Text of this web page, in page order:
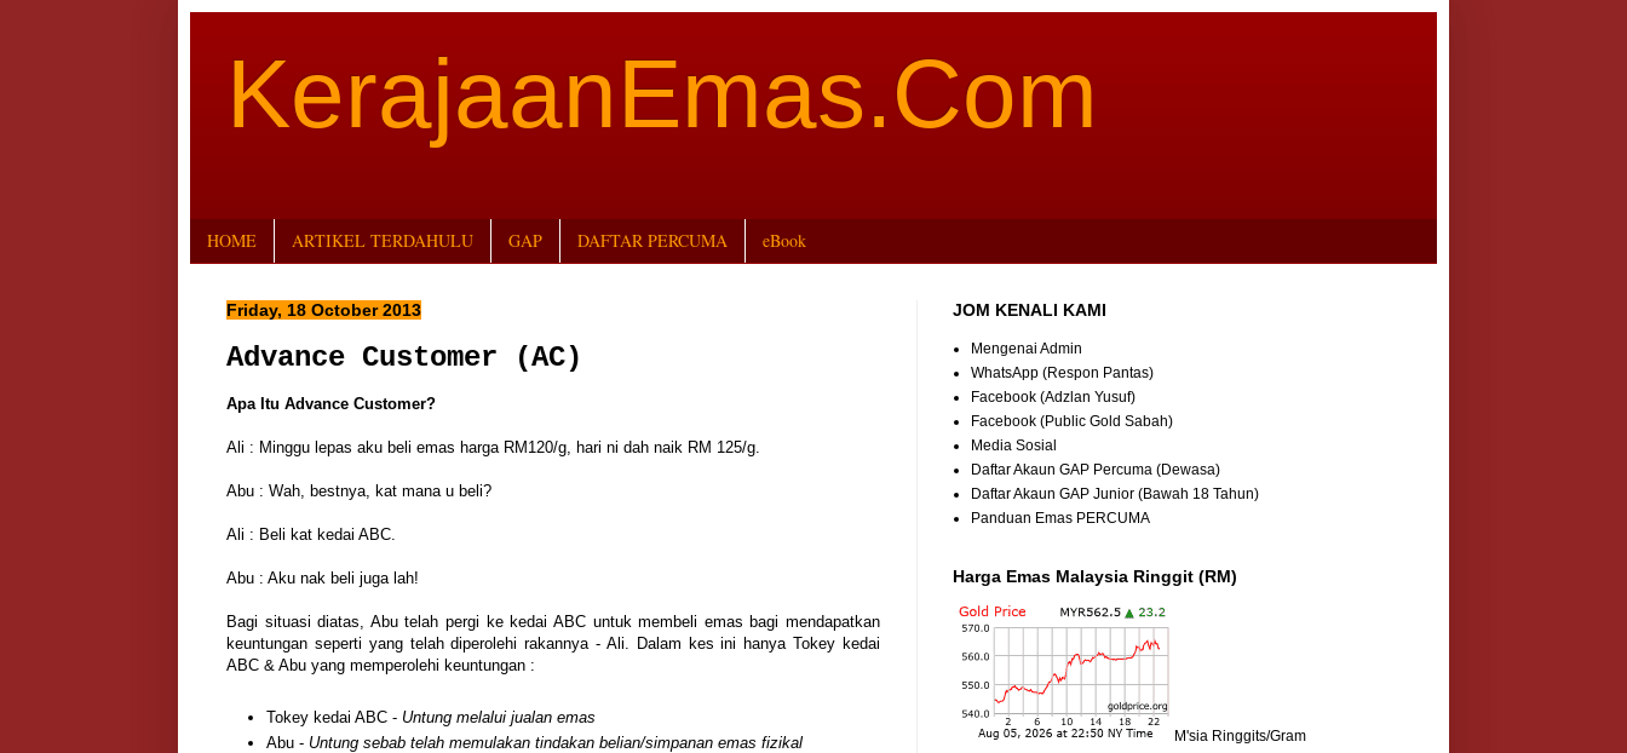
KerajaanEmas.Com
HOME ARTIKEL TERDAHULU GAP DAFTAR PERCUMA eBook
Friday, 18 October 2013
Advance Customer (AC)
Apa Itu Advance Customer?
Ali : Minggu lepas aku beli emas harga RM120/g, hari ni dah naik RM 125/g.
Abu : Wah, bestnya, kat mana u beli?
Ali : Beli kat kedai ABC.
Abu : Aku nak beli juga lah!
Bagi situasi diatas, Abu telah pergi ke kedai ABC untuk membeli emas bagi mendapatkan
keuntungan seperti yang telah diperolehi rakannya - Ali. Dalam kes ini hanya Tokey kedai
ABC & Abu yang memperolehi keuntungan :
Tokey kedai ABC - Untung melalui jualan emas
Abu - Untung sebab telah memulakan tindakan belian/simpanan emas fizikal
JOM KENALI KAMI
Mengenai Admin
WhatsApp (Respon Pantas)
Facebook (Adzlan Yusuf)
Facebook (Public Gold Sabah)
Media Sosial
Daftar Akaun GAP Percuma (Dewasa)
Daftar Akaun GAP Junior (Bawah 18 Tahun)
Panduan Emas PERCUMA
Harga Emas Malaysia Ringgit (RM)
M'sia Ringgits/Gram